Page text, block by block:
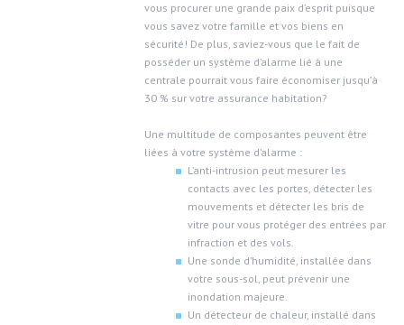
vous procurer une grande paix d’esprit puisque
vous savez votre famille et vos biens en
sécurité! De plus, saviez-vous que le fait de
posséder un système d’alarme lié à une
centrale pourrait vous faire économiser jusqu’à
30 % sur votre assurance habitation?
Une multitude de composantes peuvent être
liées à votre système d’alarme :
L’anti-intrusion peut mesurer les
contacts avec les portes, détecter les
mouvements et détecter les bris de
vitre pour vous protéger des entrées par
infraction et des vols.
Une sonde d’humidité, installée dans
votre sous-sol, peut prévenir une
inondation majeure.
Un détecteur de chaleur, installé dans